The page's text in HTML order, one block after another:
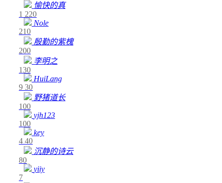
愉快的真
1 220
Nole
210
殷勤的紫槐
200
李明之
130
HuiLang
9 30
野猪道长
100
yjh123
100
key
4 40
沉静的诗云
80
yiiy
7